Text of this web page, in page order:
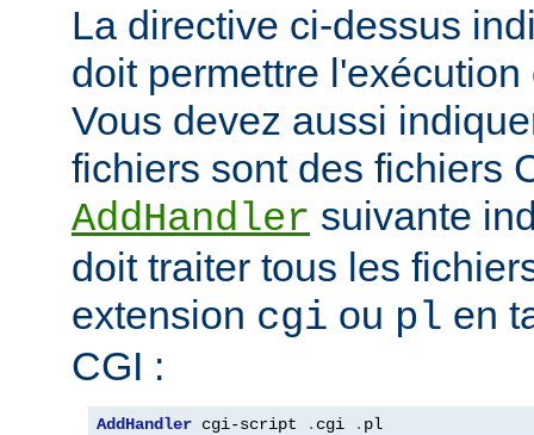
La directive ci-dessus
doit permettre
Vous devez aussi
fichiers sont des fichiers
AddHandler suivante
doit traiter tous les
extension cgi ou pl en
CGI :
AddHandler cgi-script . cgi . pl